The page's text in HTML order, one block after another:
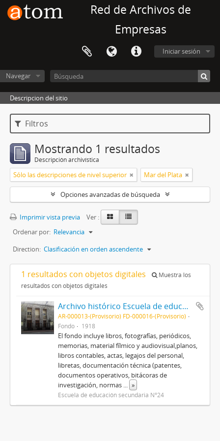
Red de Archivos de
Empresas
Iniciar sesión
Navegar
Descripcion del sitio
Filtros
Mostrando 1 resultados
Descripción archivística
Sólo las descripciones de nivel superior Mar del Plata
Opciones avanzadas de búsqueda
Imprimir vista previa
Ver :
Ordenar por: Relevancia
Direction: Clasificación en orden ascendente
1 resultados con objetos digitales
Muestra los
resultados con objetos digitales
Archivo histórico Escuela de educación secundaria N°24 "Ex Nacional de comercio N°1"
AR-000013-(Provisorio) FD-000016-(Provisorio)
Fondo
1918
El fondo incluye libros, fotografías, periódicos,
memorias, material fílmico y audiovisual,planos,
libros contables, actas, legajos del personal,
libretas, documentación técnica (patentes,
documentos operativos, bitácoras de
investigación, normas ... »
Escuela de educación secundaria N°24